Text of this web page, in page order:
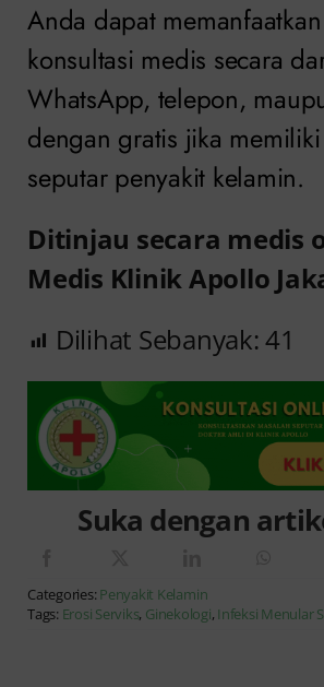
Anda dapat
konsultasi medis secara
WhatsApp, telepon,
dengan gratis jika
seputar penyakit kelamin.
Ditinjau secara medis
Medis Klinik Apollo
Dilihat Sebanyak:41
Suka dengan
Categories: Penyakit Kelamin
Tags: Erosi Serviks, Ginekologi, Infeksi Menular